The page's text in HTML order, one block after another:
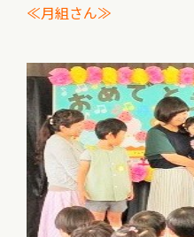
≪月組さん≫